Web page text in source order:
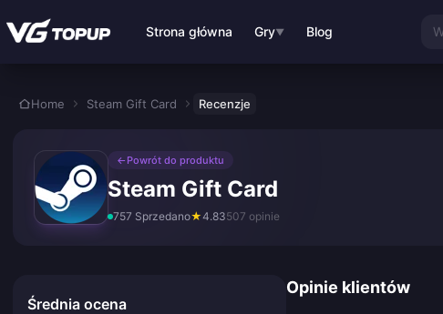
Strona główna Gry▼ Blog
Home Steam Gift Card Recenzje
← Powrót do produktu
Steam Gift Card
757 Sprzedano★4.83507 opinie
Średnia ocena
Opinie klientów